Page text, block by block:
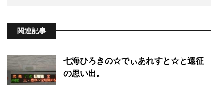
関連記事
七海ひろきの☆でぃあれすと☆と遠征
の思い出。